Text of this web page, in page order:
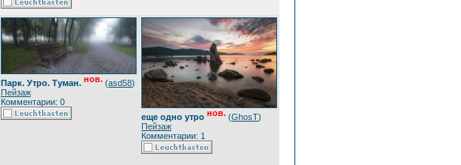
Парк. Утро. Туман. нов. (asd58)
Пейзаж
Комментарии: 0
еще одно утро нов. (GhosT)
Пейзаж
Комментарии: 1